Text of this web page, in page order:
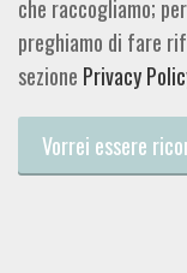
che raccogliamo;
preghiamo di fare
sezione Privacy